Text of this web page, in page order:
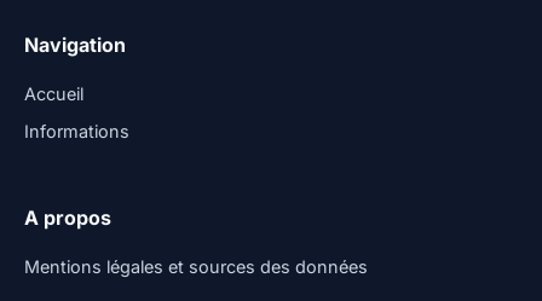
Navigation
Accueil
Informations
A propos
Mentions légales et sources des données